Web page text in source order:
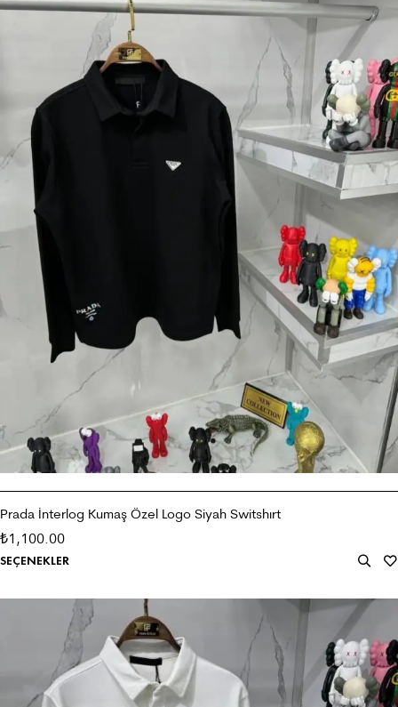
Prada İnterlog Kumaş Özel Logo Siyah Switshırt
₺1,100.00
SEÇENEKLER